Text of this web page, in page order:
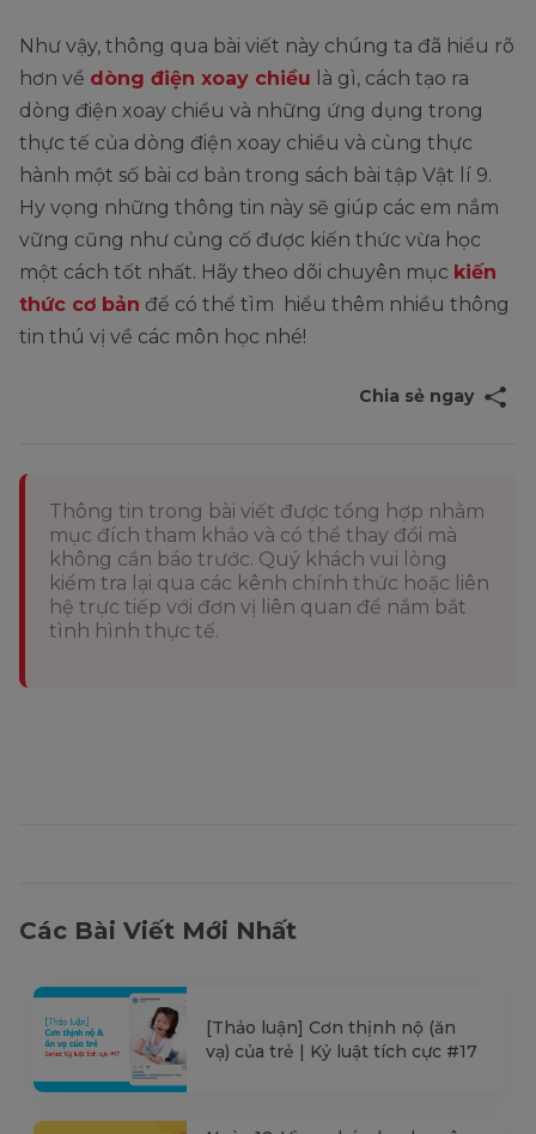
Như vậy, thông qua bài viết này chúng ta đã hiểu rõ
hơn về dòng điện xoay chiều là gì, cách tạo ra
dòng điện xoay chiều và những ứng dụng trong
thực tế của dòng điện xoay chiều và cùng thực
hành một số bài cơ bản trong sách bài tập Vật lí 9.
Hy vọng những thông tin này sẽ giúp các em nắm
vững cũng như củng cố được kiến thức vừa học
một cách tốt nhất. Hãy theo dõi chuyên mục kiến
thức cơ bản để có thể tìm hiểu thêm nhiều thông
tin thú vị về các môn học nhé!
Chia sẻ ngay
Thông tin trong bài viết được tổng hợp nhằm
mục đích tham khảo và có thể thay đổi mà
không cần báo trước. Quý khách vui lòng
kiểm tra lại qua các kênh chính thức hoặc liên
hệ trực tiếp với đơn vị liên quan để nắm bắt
tình hình thực tế.
Các Bài Viết Mới Nhất
[Thảo luận] Cơn thịnh nộ (ăn
vạ) của trẻ | Kỷ luật tích cực #17